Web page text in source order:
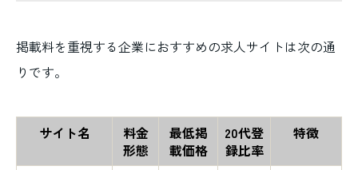
掲載料を重視する企業におすすめの求人サイトは次の通
りです。
サイト名
料金
形態
最低掲
載価格
20代登
録比率
特徴